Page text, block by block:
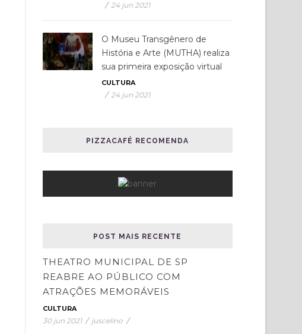
/ 24 jun 2021
O Museu Transgênero de
História e Arte (MUTHA) realiza
sua primeira exposição virtual
CULTURA
/ 24 jun 2021
PIZZACAFÉ RECOMENDA
POST MAIS RECENTE
THEATRO MUNICIPAL DE SP
REABRE AO PÚBLICO COM
ATRAÇÕES MEMORÁVEIS
CULTURA
30 jun 2021 / juscelino /